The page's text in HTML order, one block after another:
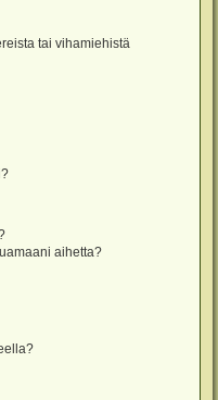
tai vihamiehistä
aihetta?